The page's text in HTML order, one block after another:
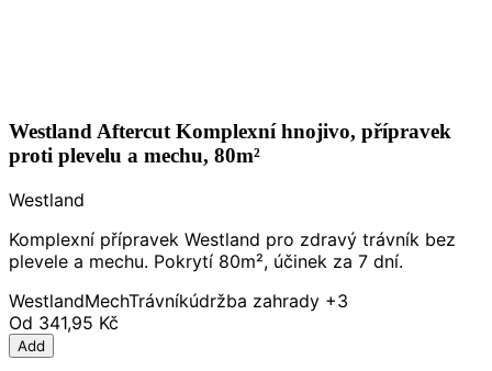
Westland Aftercut Komplexní hnojivo, přípravek
proti plevelu a mechu, 80m²
Westland
Komplexní přípravek Westland pro zdravý trávník bez
plevele a mechu. Pokrytí 80m², účinek za 7 dní.
WestlandMechTrávníkúdržba zahrady +3
Od 341,95 Kč
Add